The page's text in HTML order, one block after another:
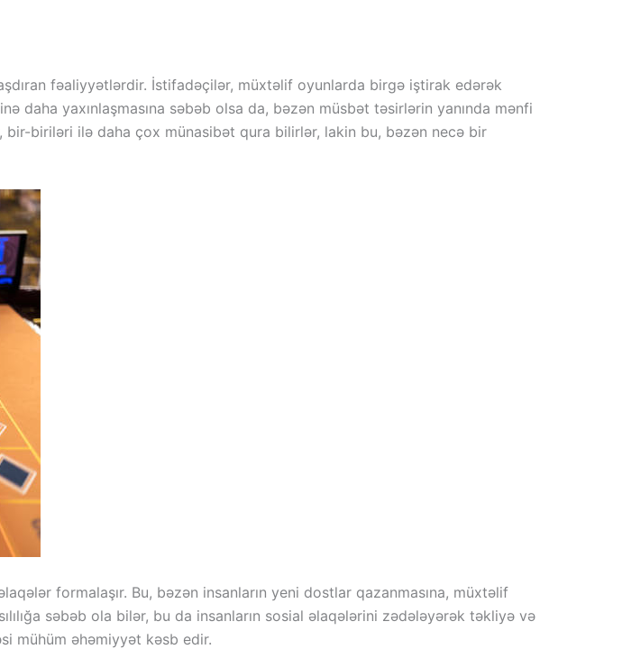
fəaliyyətlərdir. İstifadəçilər, müxtəlif oyunlarda birgə iştirak edərək
daha yaxınlaşmasına səbəb olsa da, bəzən müsbət təsirlərin yanında mənfi
bir-biriləri ilə daha çox münasibət qura bilirlər, lakin bu, bəzən necə bir
formalaşır. Bu, bəzən insanların yeni dostlar qazanmasına, müxtəlif
səbəb ola bilər, bu da insanların sosial əlaqələrini zədələyərək təkliyə və
mühüm əhəmiyyət kəsb edir.